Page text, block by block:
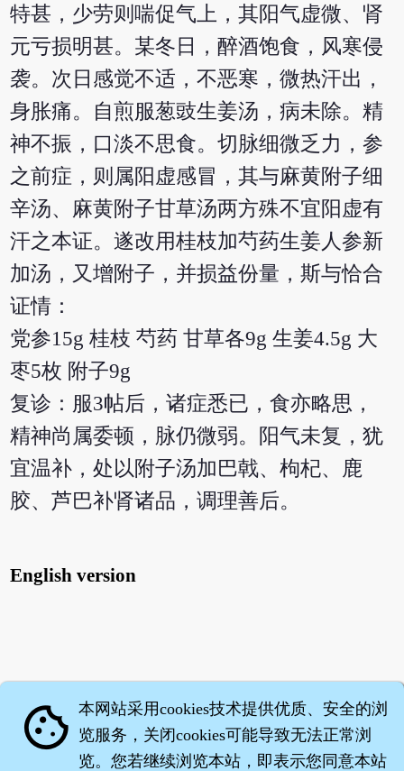
特甚，少劳则喘促气上，其阳气虚微、肾
元亏损明甚。某冬日，醉酒饱食，风寒侵
袭。次日感觉不适，不恶寒，微热汗出，
身胀痛。自煎服葱豉生姜汤，病未除。精
神不振，口淡不思食。切脉细微乏力，参
之前症，则属阳虚感冒，其与麻黄附子细
辛汤、麻黄附子甘草汤两方殊不宜阳虚有
汗之本证。遂改用桂枝加芍药生姜人参新
加汤，又增附子，并损益份量，斯与恰合
证情：
党参15g 桂枝 芍药 甘草各9g 生姜4.5g 大
枣5枚 附子9g
复诊：服3帖后，诸症悉已，食亦略思，
精神尚属委顿，脉仍微弱。阳气未复，犹
宜温补，处以附子汤加巴戟、枸杞、鹿
胶、芦巴补肾诸品，调理善后。
English version
cookie 本网站采用cookies技术提供优质、安全的浏
览服务，关闭cookies可能导致无法正常浏
览。您若继续浏览本站，即表示您同意本站